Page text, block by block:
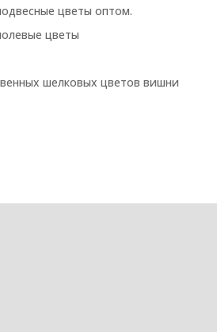
цветы оптом.
цветы
шелковых цветов вишни